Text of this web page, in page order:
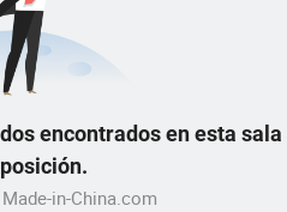
encontrados en esta sala
in-China.com